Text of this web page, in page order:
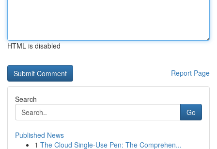
HTML is disabled
Report Page
Search
Go
Published News
1 The Cloud Single-Use Pen: The Comprehen...